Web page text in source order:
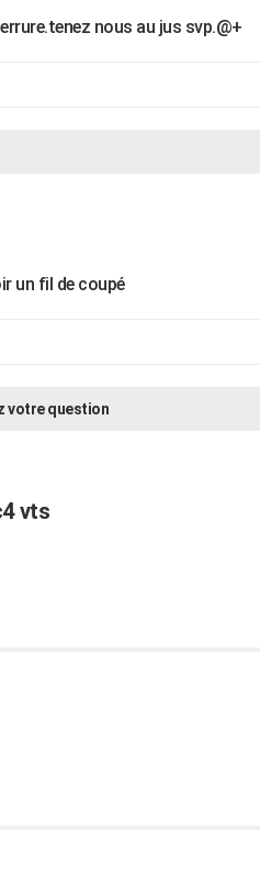
nous au jus svp.@+
un fil de coupé
votre question
vts